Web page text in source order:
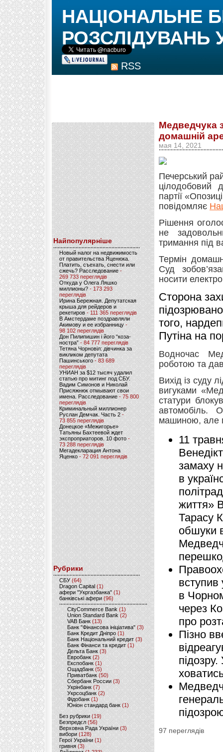
RSS
НАЦІОНАЛЬНЕ
РОЗСЛІДУВАНЬ
Найпопулярніше
Новый налог на недвижимость
от правительства Яценюка.
Платить, съехать, снести или
сжечь? Расследование-
269 733 переглядів
Откуда у Олега Ляшко
миллионы? - 173 293
переглядів
Ирина Бережная. Депутатская
крыша для рейдеров и
рекетиров - 111 365 переглядів
В Амстердаме поздравляли
Акимову и ее избранницу -
98 102 переглядів
Дон Пилипишин і його “коза-
ностра” - 84 777 переглядів
Тетяна Чорновіл: дівчинка за
викликом депутата
Пашинського- 83 689
переглядів
УНИАН за $12 тысяч удалил
статью про митинг под СБУ.
Вадим Симонов и Николай
Присяжнюк отмывают свои
имена. Расследование - 75 800
переглядів
Криминальный миллионер
Руслан Демчак. Часть 2-
73 855 переглядів
Донецкое «Межигорье»
Татьяны Бахтеевой ждет
экспроприаторов. 10 фото -
73 288 переглядів
Мегадекларация Антона
Яценко - 72 091 переглядів
Рубрики
CБУ (64)
Dragon Capital (1)
афери "Укргазбанка" (1)
банківські афери (96)
CityCommerce Bank (1)
Union Standard Bank (2)
VAB Банк (13)
Банк "Фінансова ініціатива" (3)
Банк Кредит Дніпро (1)
Банк Національний кредит (3)
Банк Фінанси та кредит (1)
Дельта Банк (3)
Евробанк(2)
Експобанк (1)
Ощадбанк(5)
Приватбанк (50)
Сбербанк России (3)
Укрінбанк(7)
Укрсоцбанк (2)
Фідобанк (1)
Юніон стандард банк(1)
Без рубрики (19)
Безпредєл(56)
Верховна Рада України (3)
вибори(128)
Герої України(1)
гривня (3)
Медведчука
домашній
мая 14, 2021
Печерський
цілодобовий
партії
повідомляє
Рішення
не
тримання під
Термін
Суд
носити
Сторона
того,
Путіна на
Водночас
роботою та
Вихід із суду
вигуками
статури
автомобіль.
машиною, але
11
замаху
в
життя»
Тарасу
обшуки
в
через
про
Пізно
97 переглядів